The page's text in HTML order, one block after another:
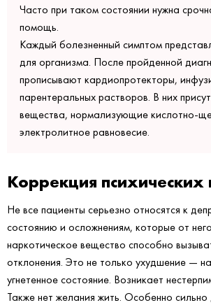
Часто при таком состоянии нужна
помощь.
Каждый болезненный симптом
для организма. После пройденной
прописывают кардиопротекторы,
парентеральных растворов. В них
вещества, нормализующие кислотно-
электролитное равновесие.
Коррекция
Не все пациенты серьезно относятся к
состоянию и осложнениям, которые от
наркотическое вещество способно
отклонения. Это не только ухудшение —
угнетенное состояние. Возникает
Также нет желания жить. Особенно сильно